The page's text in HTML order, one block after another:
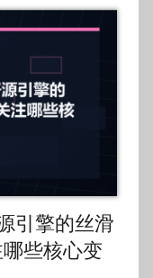
引擎的丝滑
些核心变